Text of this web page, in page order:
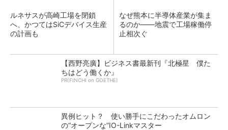
ルネサスが高崎工場を閉鎖
へ、かつてはSiCデバイス生産
の計画も
なぜ熊本に半導体産業が集ま
るのか――地震で工場稼働停
止相次ぐ
【西野亮廣】ビジネス書最新刊『北極星 僕た
ちはどう働くか』
PR(FINCHI on GOETHE)
異例ヒット？ 使い勝手にこだわったオムロン
の“オープンな”IO-Linkマスター